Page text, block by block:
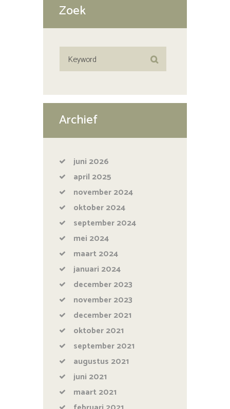
Zoek
Archief
juni 2026
april 2025
november2024
oktober2024
september2024
mei 2024
maart2024
januari 2024
december2023
november2023
december2021
oktober2021
september2021
augustus 2021
juni 2021
maart2021